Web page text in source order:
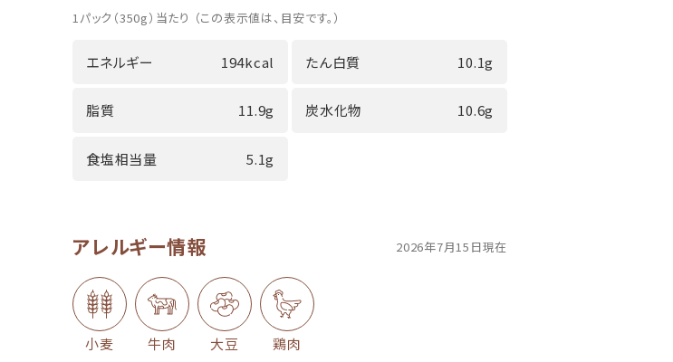
1パック（350g）当たり （この表示値は、目安です。）
エネルギー 194kcal たん白質 10.1g
脂質 11.9g 炭水化物 10.6g
食塩相当量 5.1g
アレルギー情報 2026年7月15日現在
小麦 牛肉 大豆 鶏肉